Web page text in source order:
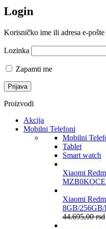
Login
Korisničko ime ili adresa e-pošte
Lozinka
Zapamti me
Proizvodi
Akcija
Mobilni Telefoni
Mobilni
Tablet
Smart watch
Xiaomi
Xiaomi
8GB/
44.695,00rsd